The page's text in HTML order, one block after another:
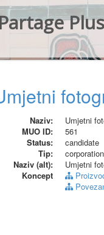
Plus
Naziv:
Umjetni
MUO ID:
561
Status:
candidate
Tip:
corporation
Naziv (alt):
Umjetni
Koncept